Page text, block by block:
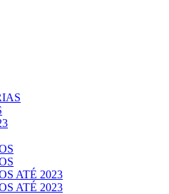
ATÉ 2023
ATÉ 2023